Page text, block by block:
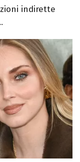
indirette